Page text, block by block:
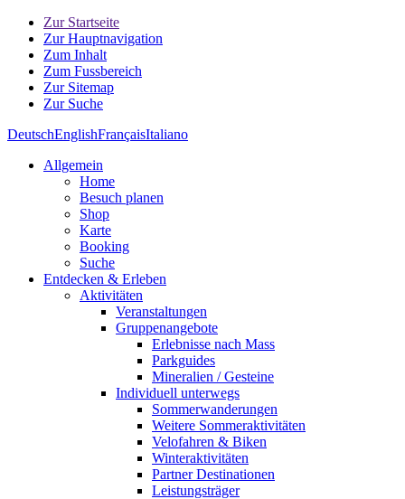
Zur Startseite
Zur Hauptnavigation
Zum Inhalt
Zum Fussbereich
Zur Sitemap
Zur Suche
DeutschEnglishFrançaisItaliano
Allgemein
Home
Besuch planen
Shop
Karte
Booking
Suche
Entdecken & Erleben
Aktivitäten
Veranstaltungen
Gruppenangebote
Erlebnisse nach Mass
Parkguides
Mineralien / Gesteine
Individuell unterwegs
Sommerwanderungen
Weitere Sommeraktivitäten
Velofahren & Biken
Winteraktivitäten
Partner Destinationen
Leistungsträger